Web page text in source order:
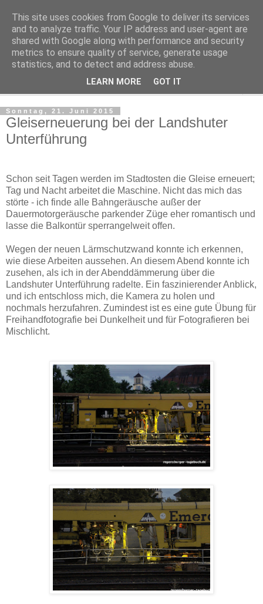
Regensburger Tagebuch
Notizen aus der nördlichsten Stadt Italiens
Sonntag, 21. Juni 2015
Gleiserneuerung bei der Landshuter
Unterführung
Schon seit Tagen werden im Stadtosten die Gleise erneuert;
Tag und Nacht arbeitet die Maschine. Nicht das mich das
störte - ich finde alle Bahngeräusche außer der
Dauermotorgeräusche parkender Züge eher romantisch und
lasse die Balkontür sperrangelweit offen.
Wegen der neuen Lärmschutzwand konnte ich erkennen,
wie diese Arbeiten aussehen. An diesem Abend konnte ich
zusehen, als ich in der Abenddämmerung über die
Landshuter Unterführung radelte. Ein faszinierender Anblick,
und ich entschloss mich, die Kamera zu holen und
nochmals herzufahren. Zumindest ist es eine gute Übung für
Freihandfotografie bei Dunkelheit und für Fotografieren bei
Mischlicht.
This site uses cookies from Google to deliver its services
and to analyze traffic. Your IP address and user-agent are
shared with Google along with performance and security
metrics to ensure quality of service, generate usage
statistics, and to detect and address abuse.
LEARN MORE GOT IT